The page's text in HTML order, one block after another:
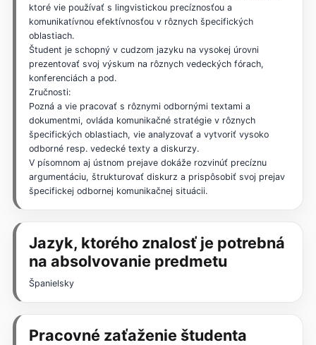
ktoré vie používať s lingvistickou precíznosťou a
komunikatívnou efektívnosťou v rôznych špecifických
oblastiach.
Študent je schopný v cudzom jazyku na vysokej úrovni
prezentovať svoj výskum na rôznych vedeckých fórach,
konferenciách a pod.
Zručnosti:
Pozná a vie pracovať s rôznymi odbornými textami a
dokumentmi, ovláda komunikačné stratégie v rôznych
špecifických oblastiach, vie analyzovať a vytvoriť vysoko
odborné resp. vedecké texty a diskurzy.
V písomnom aj ústnom prejave dokáže rozvinúť precíznu
argumentáciu, štrukturovať diskurz a prispôsobiť svoj prejav
špecifickej odbornej komunikačnej situácii.
Jazyk, ktorého znalosť je potrebná
na absolvovanie predmetu
Španielsky
Pracovné zaťaženie študenta